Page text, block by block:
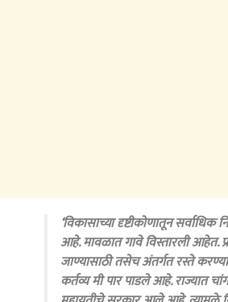
‘विकासाच्या दृष्टीकोणातून सर्वाधिक
आहे. मावळात गावे विस्तारली आहेत.
जाण्यासाठी तसेच अंतर्गत रस्ते
कर्तव्य मी पार पाडले आहे. राज्यात